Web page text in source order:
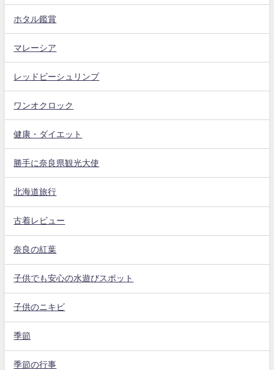
ホタル鑑賞
マレーシア
レッドビーシュリンプ
ワンオクロック
健康・ダイエット
勝手に奈良県観光大使
北海道旅行
古着レビュー
奈良の紅葉
子供でも安心の水遊びスポット
子供のニキビ
季節
季節の行事